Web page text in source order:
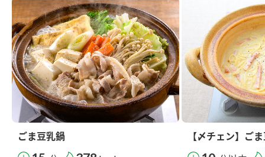
ごま豆乳鍋 【〆チェン】ご